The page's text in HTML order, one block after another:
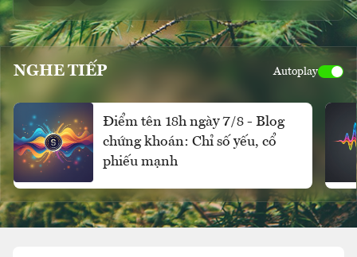
NGHE TIẾP Autoplay
Điểm tên 18h ngày 7/8 - Blog
chứng khoán: Chỉ số yếu, cổ
phiếu mạnh